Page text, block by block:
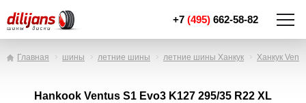
+7 (495) 662-58-82
Главная шины летние шины летние шины Ханкук Ханкук
Hankook Ventus S1 Evo3 K127 295/35 R22 XL